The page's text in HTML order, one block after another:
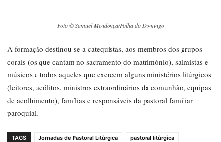
Foto © Samuel Mendonça/Folha do Domingo
A formação destinou-se a catequistas, aos membros dos grupos
corais (os que cantam no sacramento do matrimónio), salmistas e
músicos e todos aqueles que exercem alguns ministérios litúrgicos
(leitores, acólitos, ministros extraordinários da comunhão, equipas
de acolhimento), famílias e responsáveis da pastoral familiar
paroquial.
TAGS Jornadas de Pastoral Litúrgica pastoral litúrgica